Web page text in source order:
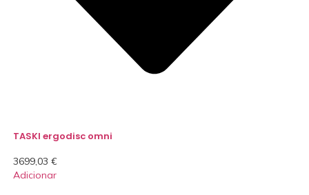
TASKI ergodisc omni
3699,03 €
Adicionar